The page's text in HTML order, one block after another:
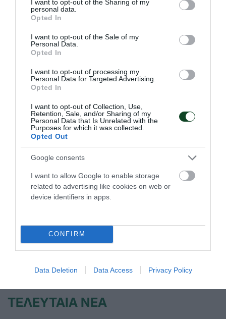
not limited to your visit or usage behaviour. You may click to
grant or deny consent to Google and its third-party tags to
use your data for below specified purposes in below Google
consent section.
I want to opt-out of the Sharing of my
personal data.
Opted In
I want to opt-out of the Sale of my
Personal Data.
Opted In
I want to opt-out of processing my
Personal Data for Targeted Advertising.
Opted In
I want to opt-out of Collection, Use,
Retention, Sale, and/or Sharing of my
Personal Data that Is Unrelated with the
Purposes for which it was collected.
Opted Out
Google consents
I want to allow Google to enable storage
related to advertising like cookies on web or
device identifiers in apps.
CONFIRM
Data Deletion Data Access Privacy Policy
26.06.2026 ΠΟΔΗΛΑΣΙΑ
Πρώτο το τριφύλλι και στα
Βαλκάνια με Αγγελοκωστόπουλο
Στο Βέλινγκραντ, ανάμεσα στις φημισμένες ιαματικές
στην κορυφή.
ΤΕΛΕΥΤΑΙΑ ΝΕΑ